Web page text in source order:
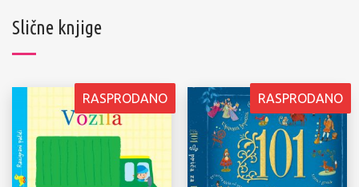
Slične knjige
RASPRODANO RASPRODANO